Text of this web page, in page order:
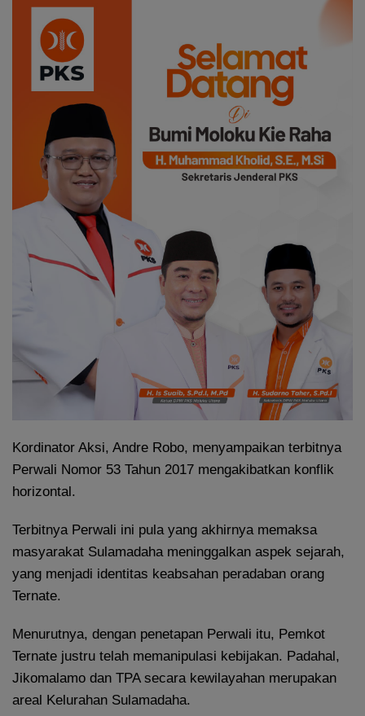
Kordinator Aksi, Andre Robo, menyampaikan terbitnya
Perwali Nomor 53 Tahun 2017 mengakibatkan konflik
horizontal.
Terbitnya Perwali ini pula yang akhirnya memaksa
masyarakat Sulamadaha meninggalkan aspek sejarah,
yang menjadi identitas keabsahan peradaban orang
Ternate.
Menurutnya, dengan penetapan Perwali itu, Pemkot
Ternate justru telah memanipulasi kebijakan. Padahal,
Jikomalamo dan TPA secara kewilayahan merupakan
areal Kelurahan Sulamadaha.